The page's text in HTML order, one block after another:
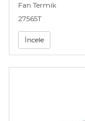
Fan Termik
27565T
İncele